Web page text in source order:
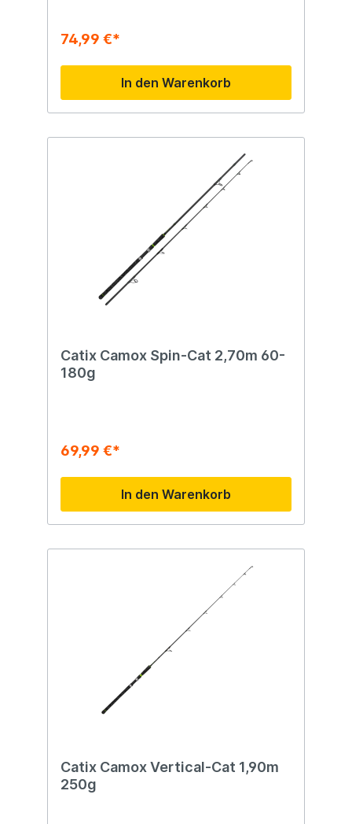
74,99 €*
In den Warenkorb
Catix Camox Spin-Cat 2,70m 60-
180g
69,99 €*
In den Warenkorb
Catix Camox Vertical-Cat 1,90m
250g